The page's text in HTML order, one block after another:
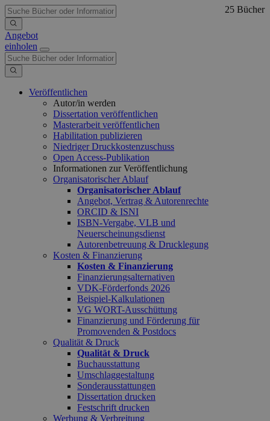
Angebot
einholen
Veröffentlichen
Autor/in werden
Dissertation veröffentlichen
Masterarbeit veröffentlichen
Habilitation publizieren
Niedriger Druckkostenzuschuss
Open Access-Publikation
Informationen zur Veröffentlichung
Organisatorischer Ablauf
Organisatorischer Ablauf
Angebot, Vertrag & Autorenrechte
ORCID & ISNI
ISBN-Vergabe, VLB und
Neuerscheinungsdienst
Autorenbetreuung & Drucklegung
Kosten & Finanzierung
Kosten & Finanzierung
Finanzierungsalternativen
VDK-Förderfonds 2026
Beispiel-Kalkulationen
VG WORT-Ausschüttung
Finanzierung und Förderung für
Promovenden & Postdocs
Qualität & Druck
Qualität & Druck
Buchausstattung
Umschlaggestaltung
Sonderausstattungen
Dissertation drucken
Festschrift drucken
Werbung & Verbreitung
25 Bücher